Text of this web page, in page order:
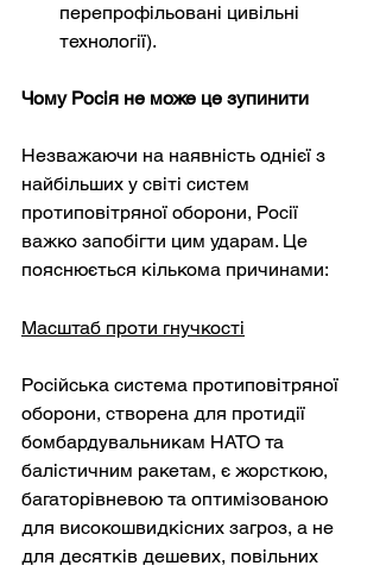
перепрофільовані цивільні
технології).
Чому Росія не може це зупинити
Незважаючи на наявність однієї з
найбільших у світі систем
протиповітряної оборони, Росії
важко запобігти цим ударам. Це
пояснюється кількома причинами:
Масштаб проти гнучкості
Російська система протиповітряної
оборони, створена для протидії
бомбардувальникам НАТО та
балістичним ракетам, є жорсткою,
багаторівневою та оптимізованою
для високошвидкісних загроз, а не
для десятків дешевих, повільних